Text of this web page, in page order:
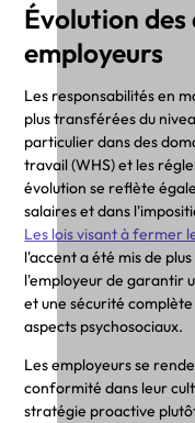
Évolution
employeurs
Les responsabilités en
plus transférées du
particulier dans des
travail (WHS) et les
évolution se reflète
salaires et dans
Les lois visant à fermer
l'accent a été mis de
l'employeur de garantir
et une sécurité
aspects psychosociaux.
Les employeurs se
conformité dans leur
stratégie proactive